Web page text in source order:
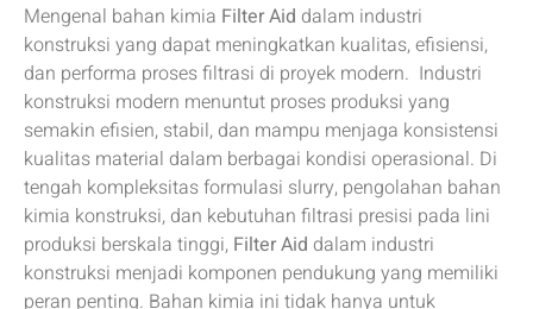
Mengenal bahan kimia Filter Aid dalam industri
konstruksi yang dapat meningkatkan kualitas, efisiensi,
dan performa proses filtrasi di proyek modern. Industri
konstruksi modern menuntut proses produksi yang
semakin efisien, stabil, dan mampu menjaga konsistensi
kualitas material dalam berbagai kondisi operasional. Di
tengah kompleksitas formulasi slurry, pengolahan bahan
kimia konstruksi, dan kebutuhan filtrasi presisi pada lini
produksi berskala tinggi, Filter Aid dalam industri
konstruksi menjadi komponen pendukung yang memiliki
peran penting. Bahan kimia ini tidak hanya untuk